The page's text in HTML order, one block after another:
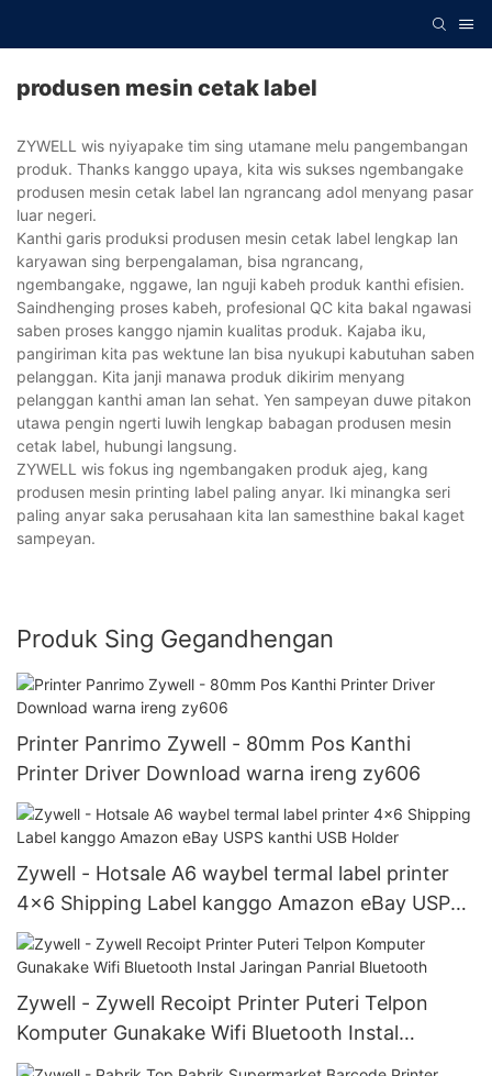
produsen mesin cetak label
ZYWELL wis nyiyapake tim sing utamane melu pangembangan
produk. Thanks kanggo upaya, kita wis sukses ngembangake
produsen mesin cetak label lan ngrancang adol menyang pasar
luar negeri.
Kanthi garis produksi produsen mesin cetak label lengkap lan
karyawan sing berpengalaman, bisa ngrancang,
ngembangake, nggawe, lan nguji kabeh produk kanthi efisien.
Saindhenging proses kabeh, profesional QC kita bakal ngawasi
saben proses kanggo njamin kualitas produk. Kajaba iku,
pangiriman kita pas wektune lan bisa nyukupi kabutuhan saben
pelanggan. Kita janji manawa produk dikirim menyang
pelanggan kanthi aman lan sehat. Yen sampeyan duwe pitakon
utawa pengin ngerti luwih lengkap babagan produsen mesin
cetak label, hubungi langsung.
ZYWELL wis fokus ing ngembangaken produk ajeg, kang
produsen mesin printing label paling anyar. Iki minangka seri
paling anyar saka perusahaan kita lan samesthine bakal kaget
sampeyan.
Produk Sing Gegandhengan
Printer Panrimo Zywell - 80mm Pos Kanthi
Printer Driver Download warna ireng zy606
Zywell - Hotsale A6 waybel termal label printer
4x6 Shipping Label kanggo Amazon eBay USPS
kanthi USB Holder
Zywell - Zywell Recoipt Printer Puteri Telpon
Komputer Gunakake Wifi Bluetooth Instal
Jaringan Panrial Bluetooth